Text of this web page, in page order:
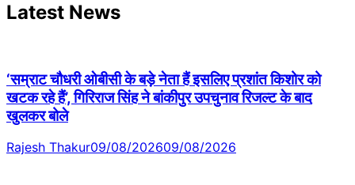
Latest News
‘सम्राट चौधरी ओबीसी के बड़े नेता हैं इसलिए प्रशांत किशोर को
खटक रहे हैं’, गिरिराज सिंह ने बांकीपुर उपचुनाव रिजल्ट के बाद
खुलकर बोले
Rajesh Thakur09/08/202609/08/2026